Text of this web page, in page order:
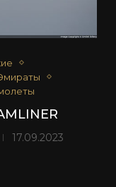
17.09.2023